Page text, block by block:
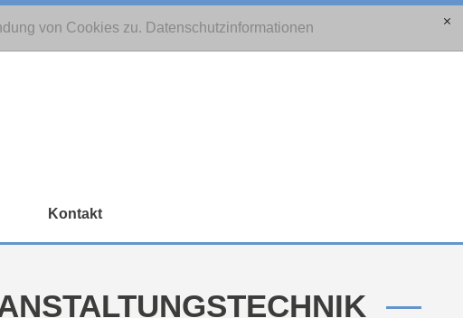
von Cookies zu. Datenschutzinformationen [x]
Kontakt